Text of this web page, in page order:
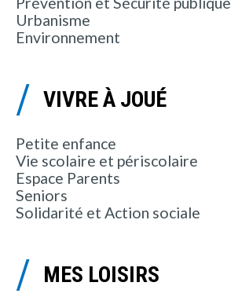
Urbanisme
Environnement
VIVRE À JOUÉ
Petite enfance
Vie scolaire et périscolaire
Espace Parents
Seniors
Solidarité et Action sociale
MES LOISIRS